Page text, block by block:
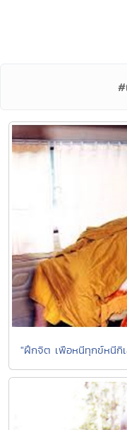
#
"ฝึกจิต เพือหนีทุกข์หนีกิ